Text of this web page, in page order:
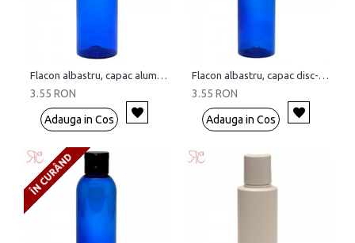
Flacon albastru, capac aluminiu, 100 ml
3.55 RON
Adauga in Cos
Flacon albastru, capac disc-top, 100 ml
3.55 RON
Adauga in Cos
ÎN CURÂND